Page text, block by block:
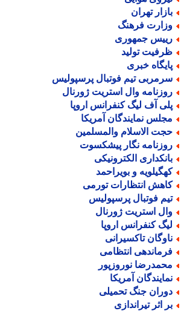
تهران
فرهنگ
جمهوری
تولید
خبری
تیم فوتبال پرسپولیس
وال استریت ژورنال
آف لیگ کنفرانس اروپا
نمایندگان آمریکا
الاسلام والمسلمین
نگار پیشکسوت
الکترونیکی
و بویراحمد
انتظارات تورمی
فوتبال پرسپولیس
استریت ژورنال
کنفرانس اروپا
تاکسیرانی
انتظامی
نوروزپور
آمریکا
جنگ تحمیلی
اثر تیراندازی